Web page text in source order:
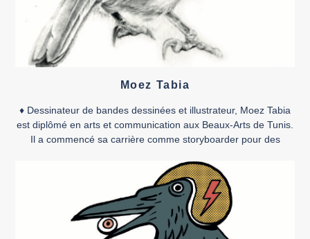
Moez Tabia
♦ Dessinateur de bandes dessinées et illustrateur, Moez Tabia
est diplômé en arts et communication aux Beaux-Arts de Tunis.
Il a commencé sa carrière comme storyboarder pour des
maisons d’édition jeunesse. Il a également exercé en tant
qu’enseignant de dessin numérique. En 2014, il obtient le prix
[…]